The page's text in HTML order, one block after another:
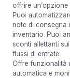
offrire
Puoi
note di consegna
inventario. Puoi
sconti allettanti
flussi di entrate.
Offre funzionalità
automatica e